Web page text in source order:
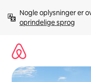
videre
Nogle oplysninger er
oprindelige sprog